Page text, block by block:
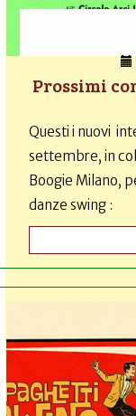
Prossimi
Questi i nuovi
settembre, in
Boogie Milano,
danze swing :